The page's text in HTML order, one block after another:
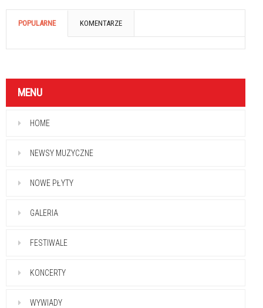
POPULARNE KOMENTARZE
MENU
HOME
NEWSY MUZYCZNE
NOWE PŁYTY
GALERIA
FESTIWALE
KONCERTY
WYWIADY